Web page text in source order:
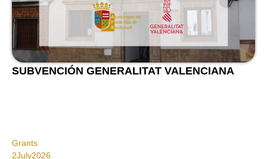
SUBVENCIÓN GENERALITAT VALENCIANA
Grants
2July2026